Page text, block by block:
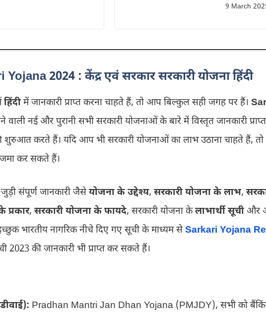
9 March
Yojana 2024 : केंद्र एवं सरकार सरकारी योजना हिंदी
हिंदी में जानकारी प्राप्त करना चाहते हैं, तो आप बिल्कुल सही जगह पर हैं।
वाली नई और पुरानी सभी सरकारी योजनाओं के बारे में विस्तृत जानकारी
करते हैं। यदि आप भी सरकारी योजनाओं का लाभ उठाना चाहते हैं, तो आप
जमा कर सकते हैं।
संपूर्ण जानकारी जैसेयोजना के उद्देश्य, सरकारी योजना के लाभ,
प्रकार, सरकारी योजना के फायदे, सरकारी योजना केलाभार्थी सूची और
भारतीय नागरिक नीचे दिए गए सूची के माध्यम सेSarkari Yojana
की जानकारी भी प्राप्त कर सकते हैं।
Pradhan Mantri Jan Dhan Yojana (PMJDY), सभी को